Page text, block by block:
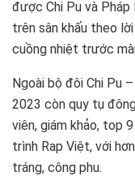
được Chi Pu và
trên sân khấu theo
cuồng nhiệt trước
Ngoài bộ đôi Chi Pu
2023 còn quy tụ
viên, giám khảo, top
trình Rap Việt, với
tráng, công phu.